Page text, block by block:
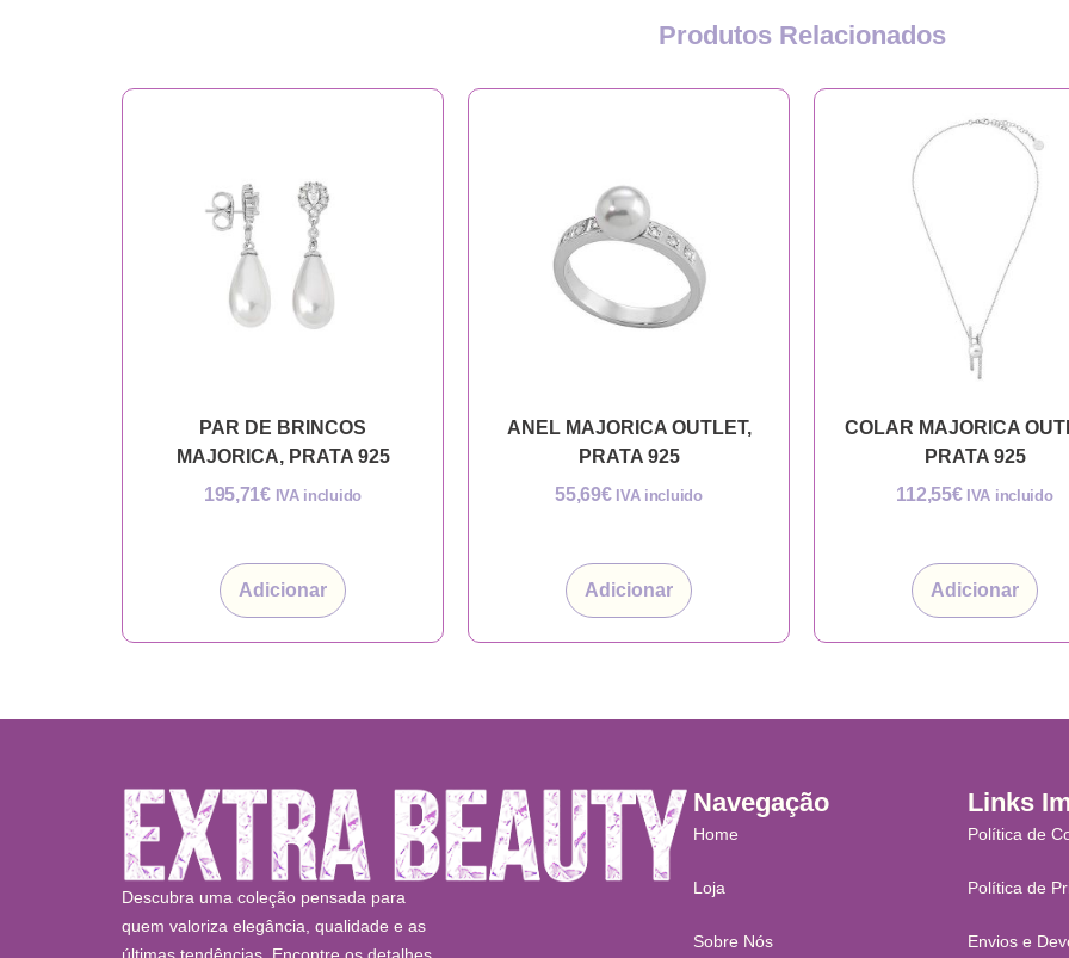
Produtos Relacionados
PAR DE BRINCOS
MAJORICA, PRATA 925
195,71€ IVA incluido
Adicionar
ANEL MAJORICA OUTLET,
PRATA 925
55,69€ IVA incluido
Adicionar
COLAR MAJORICA
PRATA 925
112,55€ IVA incluido
Adicionar
Descubra uma coleção pensada para
quem valoriza elegância, qualidade e as
Navegação
Home
Loja
Sobre Nós
Links
Política de
Política de
Envios e